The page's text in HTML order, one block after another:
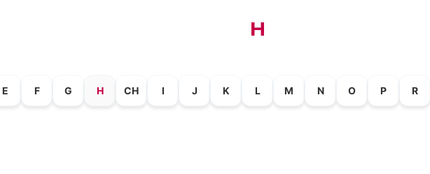
H
E F G H CH I J K L M N O P R